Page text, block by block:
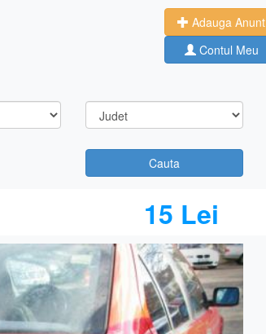
Adauga Anunt
Contul Meu
Cauta
15 Lei
Next